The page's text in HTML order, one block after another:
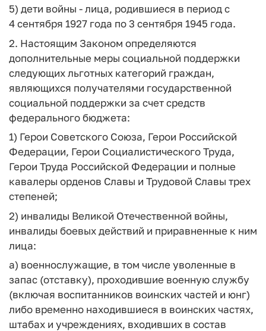
5) дети войны - лица, родившиеся в период с
4 сентября 1927 года по 3 сентября 1945 года.
2. Настоящим Законом определяются
дополнительные меры социальной поддержки
следующих льготных категорий граждан,
являющихся получателями государственной
социальной поддержки за счет средств
федерального бюджета:
1) Герои Советского Союза, Герои Российской
Федерации, Герои Социалистического Труда,
Герои Труда Российской Федерации и полные
кавалеры орденов Славы и Трудовой Славы трех
степеней;
2) инвалиды Великой Отечественной войны,
инвалиды боевых действий и приравненные к ним
лица:
а) военнослужащие, в том числе уволенные в
запас (отставку), проходившие военную службу
(включая воспитанников воинских частей и юнг)
либо временно находившиеся в воинских частях,
штабах и учреждениях, входивших в состав